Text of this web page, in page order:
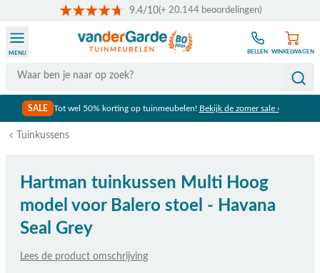
9.4/10(+ 20.144 beoordelingen)
Search
MENU BELLEN WINKELWAGEN
SALE Tot wel 50% korting op tuinmeubelen! Bekijk de zomer sale ›
Tuinkussens
Hartman tuinkussen Multi Hoog
model voor Balero stoel - Havana
Seal Grey
Lees de product omschrijving